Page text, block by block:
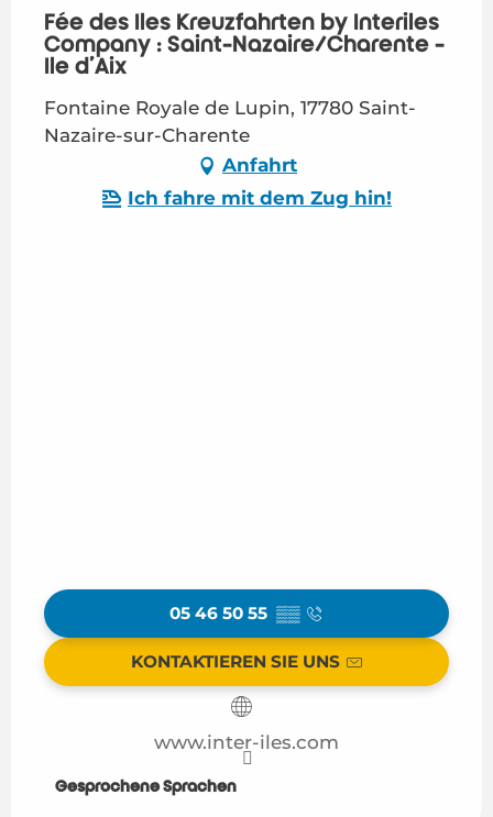
Fée des Îles Kreuzfahrten by Interîles
Company : Saint-Nazaire/Charente -
Île d'Aix
Fontaine Royale de Lupin, 17780 Saint-
Nazaire-sur-Charente
Anfahrt
Ich fahre mit dem Zug hin!
05 46 50 55 ▒▒
KONTAKTIEREN SIE UNS
www.inter-iles.com
Gesprochene Sprachen
Gesprochene Sprachen